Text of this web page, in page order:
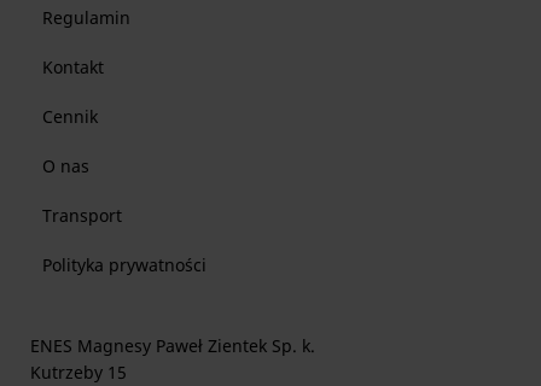
Regulamin
Kontakt
Cennik
O nas
Transport
Polityka prywatności
ENES Magnesy Paweł Zientek Sp. k.
Kutrzeby 15